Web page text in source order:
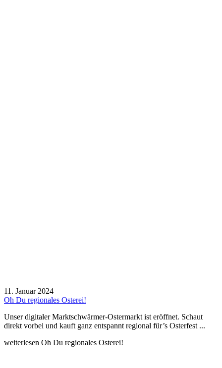
11. Januar 2024
Oh Du regionales Osterei!
Unser digitaler Marktschwärmer-Ostermarkt ist eröffnet. Schaut
direkt vorbei und kauft ganz entspannt regional für’s Osterfest ...
weiterlesen Oh Du regionales Osterei!